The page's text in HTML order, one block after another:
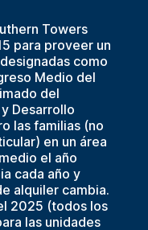
Towers
para proveer un
como
Medio del
del
Desarrollo
las familias (no
en un área
el año
cada año y
alquiler cambia.
2025 (todos los
las unidades